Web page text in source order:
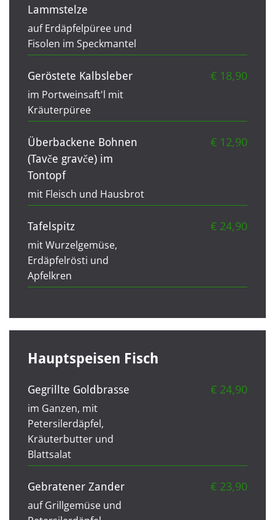
Lammstelze
auf Erdäpfelpüree und
Fisolen im Speckmantel
Geröstete Kalbsleber € 18,90
im Portweinsaft'l mit
Kräuterpüree
Überbackene Bohnen
(Tavče gravče) im
Tontopf
€ 12,90
mit Fleisch und Hausbrot
Tafelspitz € 24,90
mit Wurzelgemüse,
Erdäpfelrösti und
Apfelkren
Hauptspeisen Fisch
Gegrillte Goldbrasse € 24,90
im Ganzen, mit
Petersilerdäpfel,
Kräuterbutter und
Blattsalat
Gebratener Zander € 23,90
auf Grillgemüse und